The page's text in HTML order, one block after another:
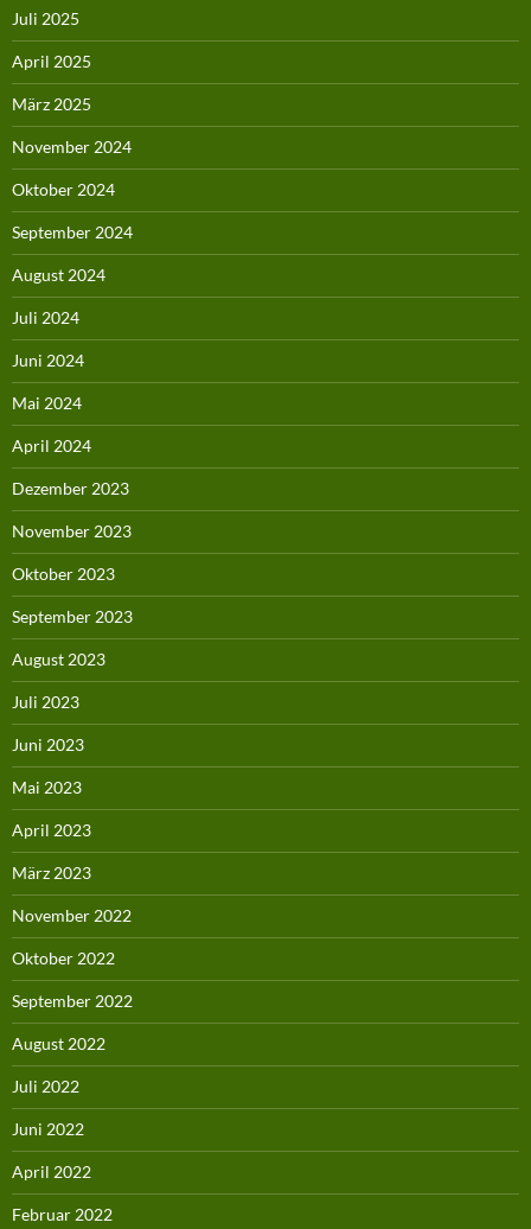
Juli 2025
April 2025
März 2025
November 2024
Oktober 2024
September 2024
August 2024
Juli 2024
Juni 2024
Mai 2024
April 2024
Dezember 2023
November 2023
Oktober 2023
September 2023
August 2023
Juli 2023
Juni 2023
Mai 2023
April 2023
März 2023
November 2022
Oktober 2022
September 2022
August 2022
Juli 2022
Juni 2022
April 2022
Februar 2022